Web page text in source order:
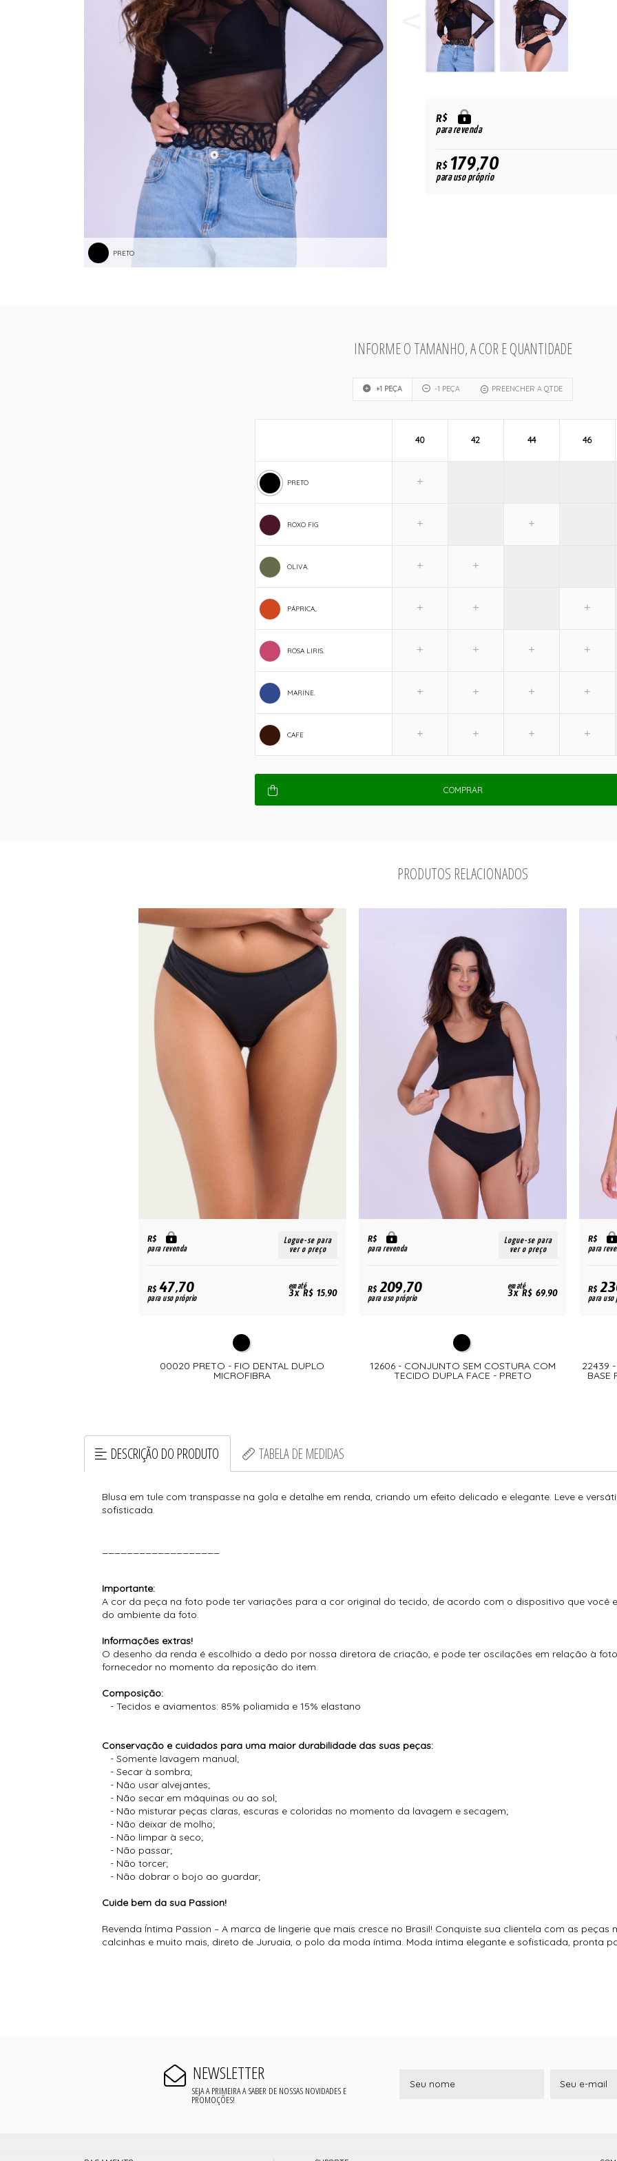
PRETO
R$
para revenda
R$179,70
para uso próprio
INFORME O TAMANHO, A COR E QUANTIDADE
+1 PEÇA -1 PEÇA PREENCHER A QTDE
PRETO
ROXO FIG
OLIVA.
PÁPRICA,.
ROSA LIRIS.
MARINE.
CAFE
40 42 44 46
COMPRAR
PRODUTOS RELACIONADOS
R$
para revenda
Logue-se para
ver o preço
R$47,70
para uso próprio
em até
3x R$ 15,90
00020 PRETO - FIO DENTAL DUPLO
MICROFIBRA
R$
para revenda
Logue-se para
ver o preço
R$209,70
para uso próprio
em até
3x R$ 69,90
12606 - CONJUNTO SEM COSTURA COM
TECIDO DUPLA FACE - PRETO
R$
para
R$
para uso
22439
BASE
DESCRIÇÃO DO PRODUTO TABELA DE MEDIDAS
Blusa em tule com transpasse na gola e detalhe em renda, criando um efeito delicado e elegante. Leve e
sofisticada.
Importante:
A cor da peça na foto pode ter variações para a cor original do tecido, de acordo com o dispositivo que você
do ambiente da foto.
Informações extras!
O desenho da renda é escolhido a dedo por nossa diretora de criação, e pode ter oscilações em relação à
fornecedor no momento da reposição do item.
Composição:
- Tecidos e aviamentos: 85% poliamida e 15% elastano
Conservação e cuidados para uma maior durabilidade das suas peças:
- Somente lavagem manual;
- Secar à sombra;
- Não usar alvejantes;
- Não secar em máquinas ou ao sol;
- Não misturar peças claras, escuras e coloridas no momento da lavagem e secagem;
- Não deixar de molho;
- Não limpar à seco;
- Não passar;
- Não torcer;
- Não dobrar o bojo ao guardar;
Cuide bem da sua Passion!
Revenda Íntima Passion – A marca de lingerie que mais cresce no Brasil! Conquiste sua clientela com as
calcinhas e muito mais, direto de Juruaia, o polo da moda íntima. Moda íntima elegante e sofisticada, pronta
NEWSLETTER
SEJA A PRIMEIRA A SABER DE NOSSAS NOVIDADES E
PROMOÇÕES!